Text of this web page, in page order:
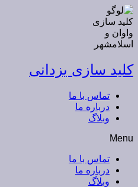
کلید سازی یزدانی
تماس با ما
درباره ما
وبلاگ
Menu
تماس با ما
درباره ما
وبلاگ